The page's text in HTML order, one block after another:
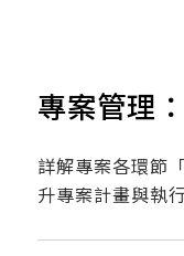
專案管理
詳解專案各環節
升專案計畫與執